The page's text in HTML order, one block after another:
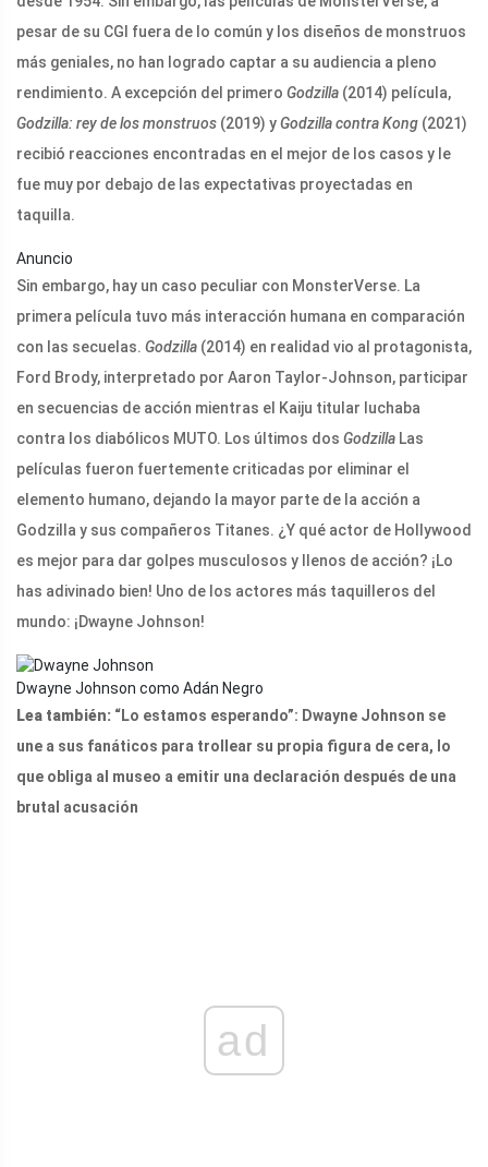
pesar de su CGI fuera de lo común y los diseños de monstruos
más geniales, no han logrado captar a su audiencia a pleno
rendimiento. A excepción del primero Godzilla (2014) película,
Godzilla: rey de los monstruos (2019) yGodzilla contra Kong (2021)
recibió reacciones encontradas en el mejor de los casos y le
fue muy por debajo de las expectativas proyectadas en
taquilla.
Anuncio
Sin embargo, hay un caso peculiar con MonsterVerse. La
primera película tuvo más interacción humana en comparación
con las secuelas. Godzilla (2014) en realidad vio al protagonista,
Ford Brody, interpretado por Aaron Taylor-Johnson, participar
en secuencias de acción mientras el Kaiju titular luchaba
contra los diabólicos MUTO. Los últimos dos Godzilla Las
películas fueron fuertemente criticadas por eliminar el
elemento humano, dejando la mayor parte de la acción a
Godzilla y sus compañeros Titanes. ¿Y qué actor de Hollywood
es mejor para dar golpes musculosos y llenos de acción? ¡Lo
has adivinado bien! Uno de los actores más taquilleros del
mundo: ¡Dwayne Johnson!
Dwayne Johnson como Adán Negro
Lea también: “Lo estamos esperando”: Dwayne Johnson se
une a sus fanáticos para trollear su propia figura de cera, lo
que obliga al museo a emitir una declaración después de una
brutal acusación
ad